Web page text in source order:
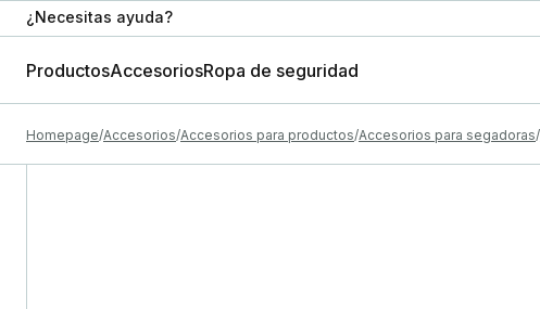
¿Necesitas ayuda?
ProductosAccesoriosRopa de seguridad
Homepage Accesorios Accesorios para productos Accesorios para segadoras